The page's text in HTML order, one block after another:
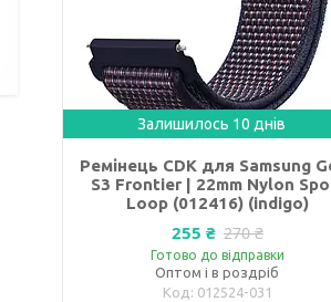
Залишилось 10 днів
Ремінець CDK для Samsung
S3 Frontier | 22mm Nylon
Loop (012416) (indigo)
255 ₴ 270 ₴
Готово до відправки
Оптом і в роздріб
012524-031